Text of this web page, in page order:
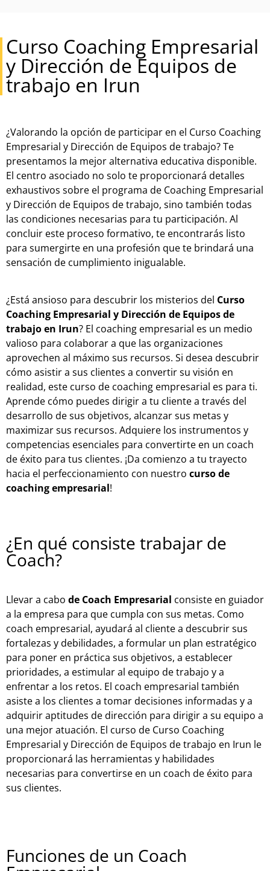
Curso Coaching Empresarial
y Dirección de Equipos de
trabajo en Irun
¿Valorando la opción de participar en el Curso Coaching
Empresarial y Dirección de Equipos de trabajo? Te
presentamos la mejor alternativa educativa disponible.
El centro asociado no solo te proporcionará detalles
exhaustivos sobre el programa de Coaching Empresarial
y Dirección de Equipos de trabajo, sino también todas
las condiciones necesarias para tu participación. Al
concluir este proceso formativo, te encontrarás listo
para sumergirte en una profesión que te brindará una
sensación de cumplimiento inigualable.
¿Está ansioso para descubrir los misterios del Curso
Coaching Empresarial y Dirección de Equipos de
trabajo en Irun? El coaching empresarial es un medio
valioso para colaborar a que las organizaciones
aprovechen al máximo sus recursos. Si desea descubrir
cómo asistir a sus clientes a convertir su visión en
realidad, este curso de coaching empresarial es para ti.
Aprende cómo puedes dirigir a tu cliente a través del
desarrollo de sus objetivos, alcanzar sus metas y
maximizar sus recursos. Adquiere los instrumentos y
competencias esenciales para convertirte en un coach
de éxito para tus clientes. ¡Da comienzo a tu trayecto
hacia el perfeccionamiento con nuestro curso de
coaching empresarial!
¿En qué consiste trabajar de
Coach?
Llevar a cabo de Coach Empresarial consiste en guiador
a la empresa para que cumpla con sus metas. Como
coach empresarial, ayudará al cliente a descubrir sus
fortalezas y debilidades, a formular un plan estratégico
para poner en práctica sus objetivos, a establecer
prioridades, a estimular al equipo de trabajo y a
enfrentar a los retos. El coach empresarial también
asiste a los clientes a tomar decisiones informadas y a
adquirir aptitudes de dirección para dirigir a su equipo a
una mejor atuación. El curso de Curso Coaching
Empresarial y Dirección de Equipos de trabajo en Irun le
proporcionará las herramientas y habilidades
necesarias para convertirse en un coach de éxito para
sus clientes.
Funciones de un Coach